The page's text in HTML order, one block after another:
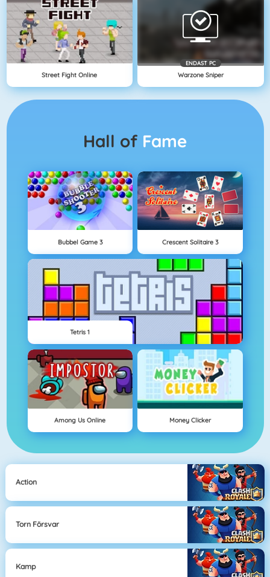
Street Fight Online
ENDAST PC
Warzone Sniper
Hall of Fame
Bubbel Game 3 Crescent Solitaire 3
Tetris 1
Among Us Online Money Clicker
Action
Torn Försvar
Kamp